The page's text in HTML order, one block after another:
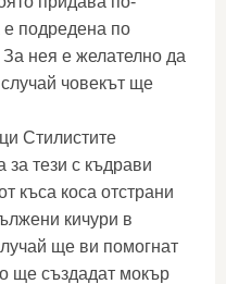
е подредена по
нея е желателно да
човекът ще
Стилистите
за тези с къдрави
къса коса отстрани
кичури в
ще ви помогнат
ще създадат мокър